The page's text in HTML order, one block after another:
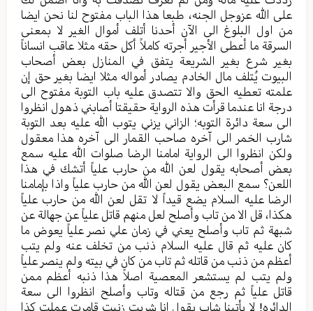
علی الله عزوجل الجنه، طبعا هذا الباب مفتوح لنا نحن ایضا
من اول البلوغ الی الآن أحدنا أتلف أموال الغیر لا بمعنی
السرقة ما أعطی الأجیر أجرته کاملاً أکل حقه مثلا عاقب انساناً
بغیر شرع بغیر الشریعة یتفق في المنازل بعض أصحاب
البیوت یُتلف مال الخادم یصادر أمواله مثلا ایضا بغیر حق إن
علمته تعطیه الحق والا تتصدق علیه باب التوبة مفتوح الی
درجة انا عندما قرأت هذه الروایة حقیقتا أصابني ذهول انظروا
الی سعة دائرة التوبه؛ الزاني يزني یتوب الله علیه بعد التوبة
شارب الخمر الی آخره صاحب القمار الی آخره هذا معقول
ولکن انظروا الی الروایة امامنا الرضا صلوات الله علیه سمع
بعض أصحابه یقول لعن الله من حارب علیاً أتشك في هذا
اللعن؟ سمع البعض یقول لعن الله من حارب علیاً واذا بإمامنا
الرضا علیه السلام یضع قیداً لا تقل لعن الله من حارب علیاً
هکذا، قل الا من تاب وأصلح لعل منهم قاتل علیاً عن جهالة عن
شبهة ثم تاب وأصلح یعني في زمان علي نصر علیاً یعوض ما
کان علیه ثم قال علیه السلام ذنب من تخلف عنه ولم یتب
أعظم من ذنب من قاتله ثم تاب من کان في بیته ولم ینصر علیاً
ولم یتب لم یستشعر المعصیة اصلاً هذا ذنبه أعظم ممن
قاتل علیاً ثم رجع من قتاله وتاب وأصلح انظروا الی سعة
الدائره! لا یأتینا شاب یقول انا شربت زنیت قامرت عملت کذا